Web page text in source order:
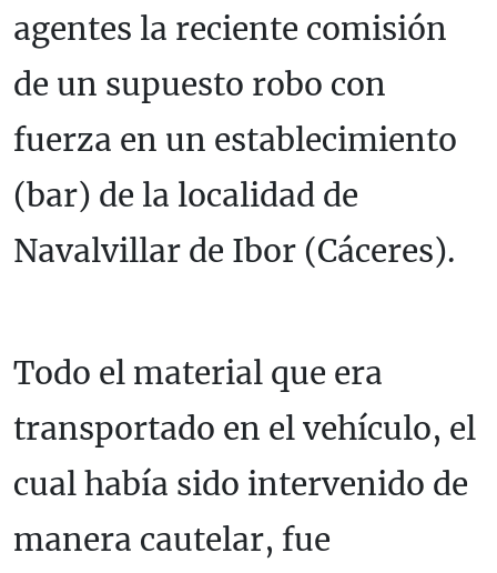
agentes la reciente comisión
de un supuesto robo con
fuerza en un establecimiento
(bar) de la localidad de
Navalvillar de Ibor (Cáceres).
Todo el material que era
transportado en el vehículo, el
cual había sido intervenido de
manera cautelar, fue